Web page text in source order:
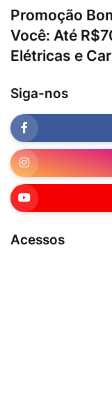
Promoção
Você: Até
Elétricas e
Siga-nos
Acessos